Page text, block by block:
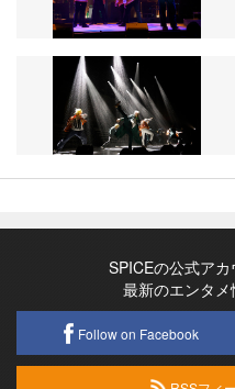
SPICEの公式ア
最新のエンタ
Follow on Facebook